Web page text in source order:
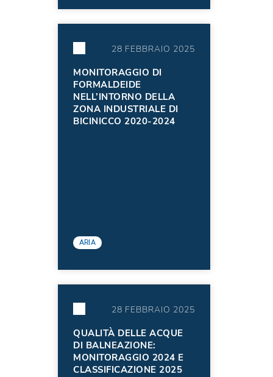
28 FEBBRAIO 2025
MONITORAGGIO DI
FORMALDEIDE
NELL’INTORNO DELLA
ZONA INDUSTRIALE DI
BICINICCO 2020-2024
ARIA
28 FEBBRAIO 2025
QUALITÀ DELLE ACQUE
DI BALNEAZIONE:
MONITORAGGIO 2024 E
CLASSIFICAZIONE 2025